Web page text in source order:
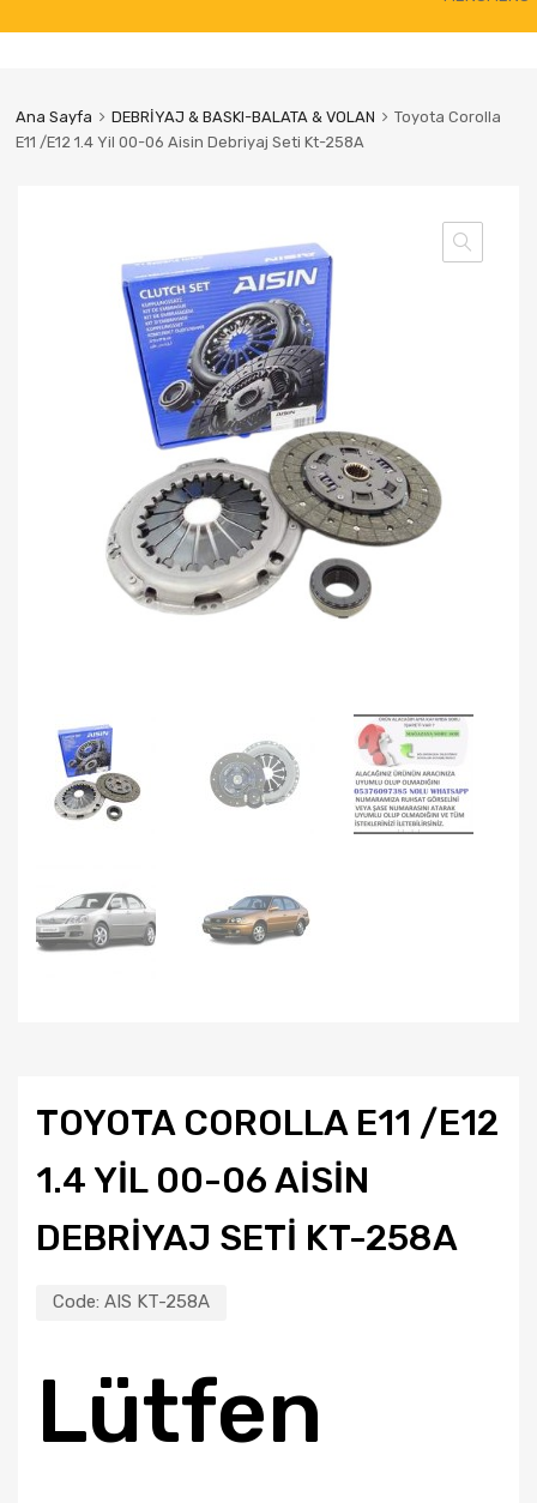
content
Ana Sayfa DEBRİYAJ & BASKI-BALATA & VOLAN
Toyota Corolla
E11 /E12 1.4 Yil 00-06 Aisin Debriyaj Seti Kt-258A
TOYOTA COROLLA E11 /E12
1.4 YIL 00-06 AISIN
DEBRIYAJ SETI KT-258A
Code: AIS KT-258A
Lütfen